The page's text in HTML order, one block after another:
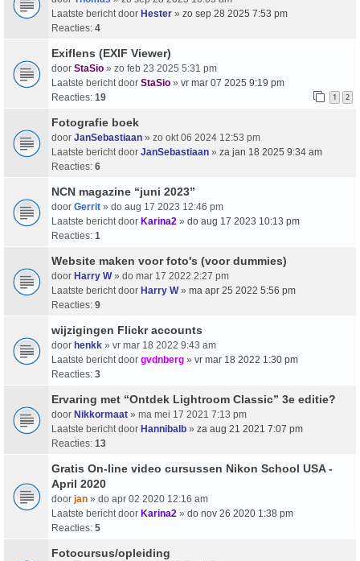
Laatste bericht door Hester » zo sep 28 2025 7:53 pm
Reacties: 4
Exiflens (EXIF Viewer)
door StaSio » zo feb 23 2025 5:31 pm
Laatste bericht door StaSio » vr mar 07 2025 9:19 pm
Reacties: 19 1 2
Fotografie boek
door JanSebastiaan » zo okt 06 2024 12:53 pm
Laatste bericht door JanSebastiaan » za jan 18 2025 9:34 am
Reacties: 6
NCN magazine “juni 2023”
door Gerrit » do aug 17 2023 12:46 pm
Laatste bericht door Karina2 » do aug 17 2023 10:13 pm
Reacties: 1
Website maken voor foto's (voor dummies)
door Harry W» do mar 17 2022 2:27 pm
Laatste bericht door Harry W» ma apr 25 2022 5:56 pm
Reacties: 9
wijzigingen Flickr accounts
door henkk » vr mar 18 2022 9:43 am
Laatste bericht door gvdnberg » vr mar 18 2022 1:30 pm
Reacties: 3
Ervaring met “Ontdek Lightroom Classic” 3e editie?
door Nikkormaat » ma mei 17 2021 7:13 pm
Laatste bericht door Hannibalb » za aug 21 2021 7:07 pm
Reacties: 13
Gratis On-line video cursussen Nikon School USA -
April 2020
door jan » do apr 02 2020 12:16 am
Laatste bericht door Karina2 » do nov 26 2020 1:38 pm
Reacties: 5
Fotocursus/opleiding